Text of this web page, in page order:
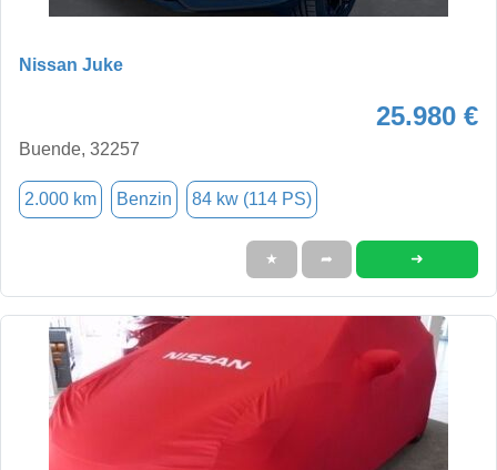
Nissan Juke
25.980 €
Buende, 32257
2.000 km Benzin 84 kw (114 PS)
★ ➦ ➜